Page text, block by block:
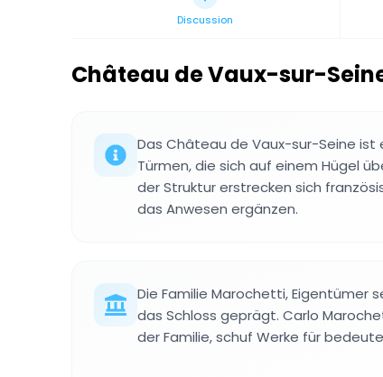
Discussion
Château de Vaux-sur-
Das Château de Vaux-sur-Seine ist
Türmen, die sich auf einem Hügel
der Struktur erstrecken sich
das Anwesen ergänzen.
Die Familie Marochetti, Eigentümer
das Schloss geprägt. Carlo
der Familie, schuf Werke für